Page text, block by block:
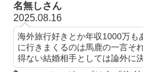
名無しさん
2025.08.16
海外旅行好きとか年収1000万も
に行きまくるのは馬鹿の一言そ
得ない結婚相手としては論外に